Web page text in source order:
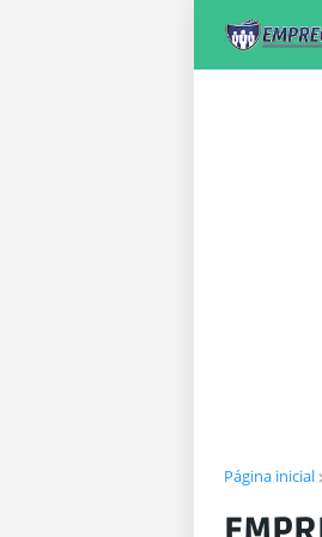
Página inicial